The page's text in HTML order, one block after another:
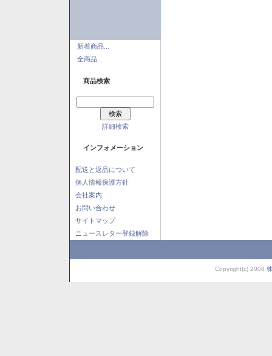
新着商品...
全商品...
商品検索
詳細検索
インフォメーション
配送と返品について
個人情報保護方針
会社案内
お問い合わせ
サイトマップ
ニュースレター登録解除
Copyright(c) 2008